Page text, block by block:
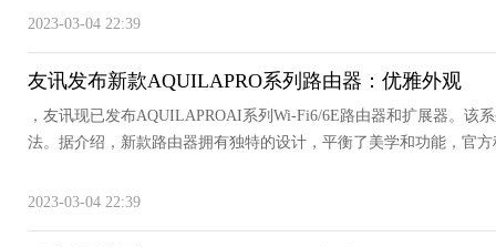
2023-03-04 22:39
友讯发布新款AQUILAPRO系列路由器：优雅外观
，友讯现已发布AQUILAPROAI系列Wi-Fi6/6E路由器和扩展器。该
法。据介绍，新款路由器拥有独特的设计，平衡了美学和功能，官
2023-03-04 22:39